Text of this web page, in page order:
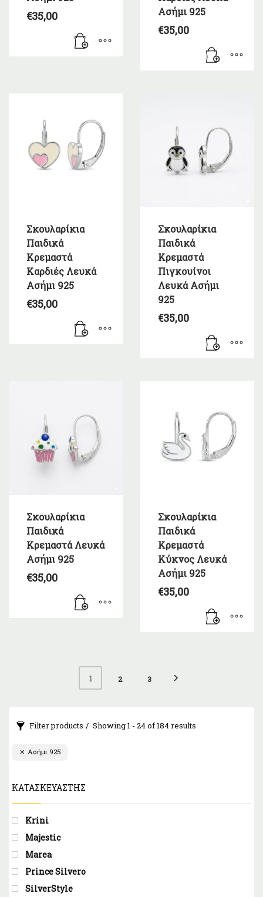
€35,00
Ασήμι 925
€35,00
Σκουλαρίκια
Παιδικά
Κρεμαστά
Καρδιές Λευκά
Ασήμι 925
€35,00
Σκουλαρίκια
Παιδικά
Κρεμαστά
Πιγκουίνοι
Λευκά Ασήμι
925
€35,00
Σκουλαρίκια
Παιδικά
Κρεμαστά Λευκά
Ασήμι 925
€35,00
Σκουλαρίκια
Παιδικά
Κρεμαστά
Kύκνος Λευκά
Ασήμι 925
€35,00
1 2 3
Filter products Showing 1 - 24 of 184 results
Ασήμι 925
ΚΑΤΑΣΚΕΥΑΣΤΉΣ
Krini
Majestic
Marea
Prince Silvero
SilverStyle